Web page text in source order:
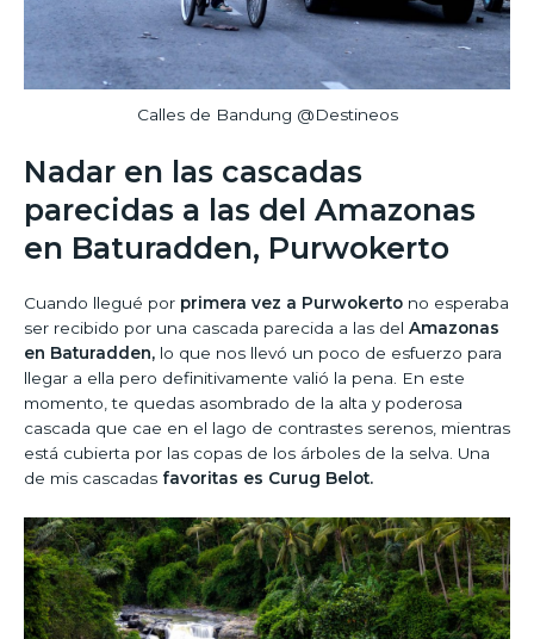
Calles de Bandung @Destineos
Nadar en las cascadas
parecidas a las del Amazonas
en Baturadden, Purwokerto
Cuando llegué por primera vez a Purwokerto no esperaba
ser recibido por una cascada parecida a las del Amazonas
en Baturadden, lo que nos llevó un poco de esfuerzo para
llegar a ella pero definitivamente valió la pena. En este
momento, te quedas asombrado de la alta y poderosa
cascada que cae en el lago de contrastes serenos, mientras
está cubierta por las copas de los árboles de la selva. Una
de mis cascadas favoritas es Curug Belot.